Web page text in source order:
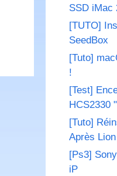
SSD iMac
[TUTO]
SeedBox
[Tuto]
!
[Test]
HCS2330
[Tuto]
Après Lion
[Ps3]
iP